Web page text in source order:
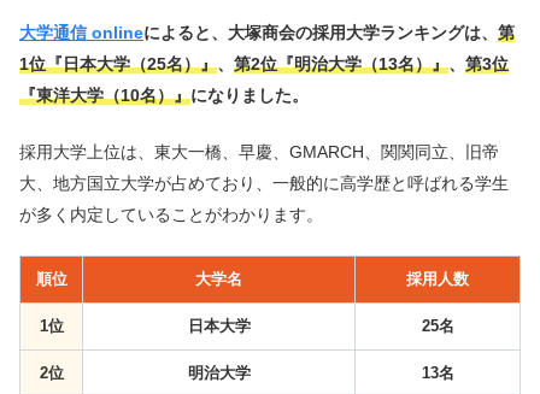
大学通信 onlineによると、大塚商会の採用大学ランキングは、 第
1位『日本大学（25名）』、 第2位『明治大学（13名）』、 第3位
『東洋大学（10名）』になりました。
採用大学上位は、東大一橋、早慶、GMARCH、関関同立、旧帝
大、地方国立大学が占めており、一般的に高学歴と呼ばれる学生
が多く内定していることがわかります。
順位 大学名 採用人数
1位 日本大学 25名
2位 明治大学 13名